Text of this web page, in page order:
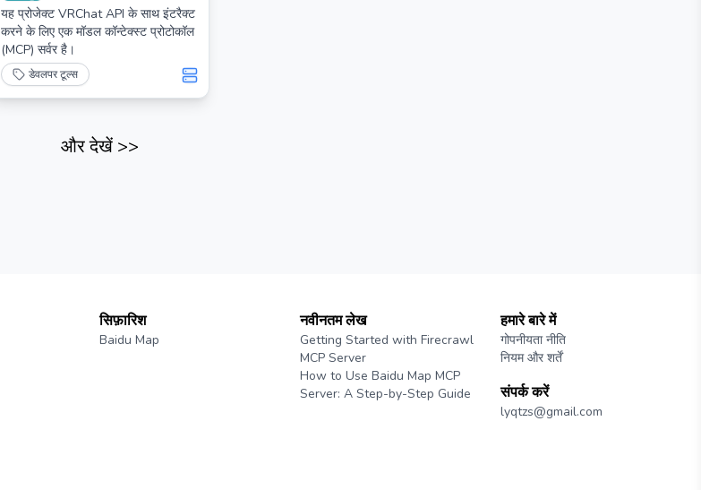
यह प्रोजेक्ट VRChat API के साथ इंटरैक्ट
करने के लिए एक मॉडल कॉन्टेक्स्ट प्रोटोकॉल
(MCP) सर्वर है।
डेवलपर टूल्स
और देखें>>
सिफ़ारिश
Baidu Map
नवीनतम लेख
Getting Started with Firecrawl
MCP Server
How to Use Baidu Map MCP
Server: A Step-by-Step Guide
हमारे बारे में
गोपनीयता नीति
नियम और शर्तें
संपर्क करें
lyqtzs@gmail.com